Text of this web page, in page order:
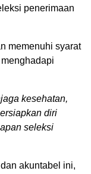
penerimaan
memenuhi syarat
kesehatan,
diri
seleksi
akuntabel ini,